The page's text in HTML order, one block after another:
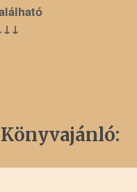
Könyvajánló: